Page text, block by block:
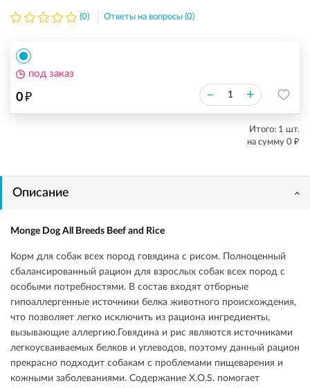
(0) Ответы на вопросы (0)
0₽ – +
под заказ
Итого: 1 шт.
на сумму 0 ₽
Описание
Monge Dog All Breeds Beef and Rice
Корм для собак всех пород говядина с рисом. Полноценный
сбалансированный рацион для взрослых собак всех пород с
особыми потребностями. В состав входят отборные
гипоаллергенные источники белка животного происхождения,
что позволяет легко исключить из рациона ингредиенты,
вызывающие аллергию.Говядина и рис являются источниками
легкоусваиваемых белков и углеводов, поэтому данный рацион
прекрасно подходит собакам с проблемами пищеварения и
кожными заболеваниями. Содержание X.O.S. помогает